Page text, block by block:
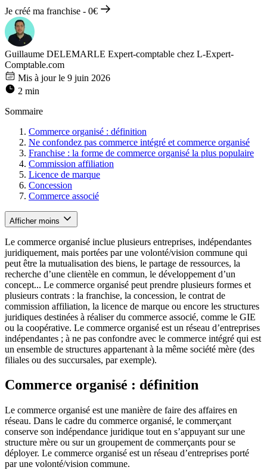
Je créé ma franchise - 0€
Guillaume DELEMARLE Expert-comptable chez L-Expert-
Comptable.com
Mis à jour le 9 juin 2026
2 min
Sommaire
Commerce organisé : définition
Ne confondez pas commerce intégré et commerce organisé
Franchise : la forme de commerce organisé la plus populaire
Commission affiliation
Licence de marque
Concession
Commerce associé
Afficher moins
Le commerce organisé inclue plusieurs entreprises, indépendantes
juridiquement, mais portées par une volonté/vision commune qui
peut être la mutualisation des biens, le partage de ressources, la
recherche d’une clientèle en commun, le développement d’un
concept... Le commerce organisé peut prendre plusieurs formes et
plusieurs contrats : la franchise, la concession, le contrat de
commission affiliation, la licence de marque ou encore les structures
juridiques destinées à réaliser du commerce associé, comme le GIE
ou la coopérative. Le commerce organisé est un réseau d’entreprises
indépendantes ; à ne pas confondre avec le commerce intégré qui est
un ensemble de structures appartenant à la même société mère (des
filiales ou des succursales, par exemple).
Commerce organisé : définition
Le commerce organisé est une manière de faire des affaires en
réseau. Dans le cadre du commerce organisé, le commerçant
conserve son indépendance juridique tout en s’appuyant sur une
structure mère ou sur un groupement de commerçants pour se
déployer. Le commerce organisé est un réseau d’entreprises porté
par une volonté/vision commune.